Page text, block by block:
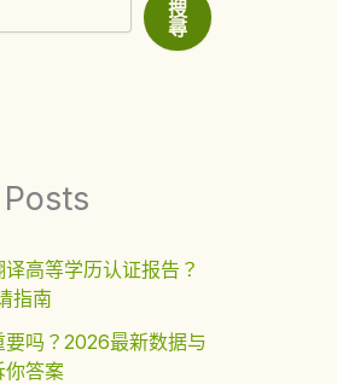
搜
尋
高等学历认证报告？
指南
要吗？2026最新数据与
你答案